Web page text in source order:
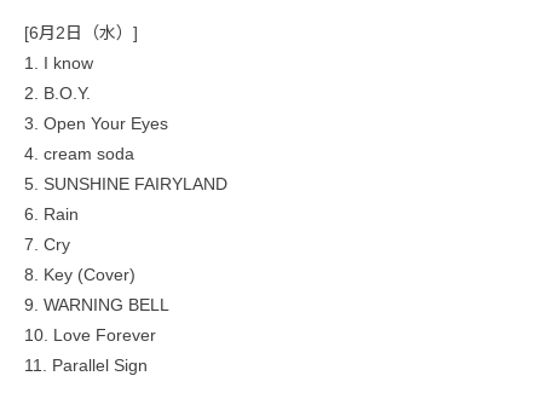
[6月2日（水）]
1. I know
2. B.O.Y.
3. Open Your Eyes
4. cream soda
5. SUNSHINE FAIRYLAND
6. Rain
7. Cry
8. Key (Cover)
9. WARNING BELL
10. Love Forever
11. Parallel Sign